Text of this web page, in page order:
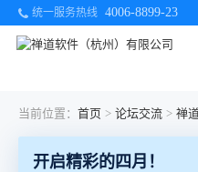
统一服务热线 4006-8899-23
当前位置： 首页 > 论坛交流 > 禅
开启精彩的四月！